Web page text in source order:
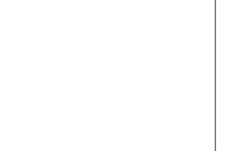
。国史・軍事・宗教・
、CD・DVD・古書漫